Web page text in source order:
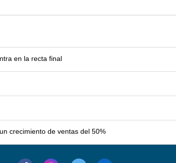
en la recta final
crecimiento de ventas del 50%